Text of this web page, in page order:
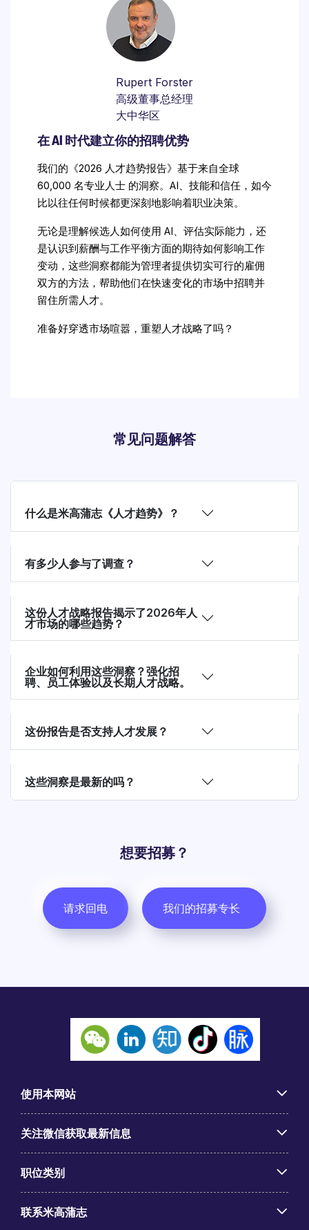
Rupert Forster
高级董事总经理
大中华区
在 AI 时代建立你的招聘优势
我们的《2026 人才趋势报告》基于来自全球
60,000 名专业人士 的洞察。AI、技能和信任，如今
比以往任何时候都更深刻地影响着职业决策。
无论是理解候选人如何使用 AI、评估实际能力，还
是认识到薪酬与工作平衡方面的期待如何影响工作
变动，这些洞察都能为管理者提供切实可行的雇佣
双方的方法，帮助他们在快速变化的市场中招聘并
留住所需人才。
准备好穿透市场喧嚣，重塑人才战略了吗？
常见问题解答
什么是米高蒲志《人才趋势》？
有多少人参与了调查？
这份人才战略报告揭示了2026年人
才市场的哪些趋势？
企业如何利用这些洞察？强化招
聘、员工体验以及长期人才战略。
这份报告是否支持人才发展？
这些洞察是最新的吗？
想要招募？
请求回电 我们的招募专长
使用本网站
关注微信获取最新信息
职位类别
联系米高蒲志